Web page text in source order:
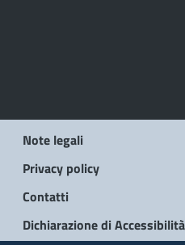
Note legali
Privacy policy
Contatti
Dichiarazione di Accessibilità